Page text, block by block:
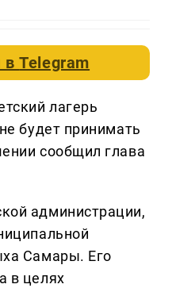
вTelegram
лагерь
будет принимать
сообщил глава
администрации,
Самары. Его
в целях